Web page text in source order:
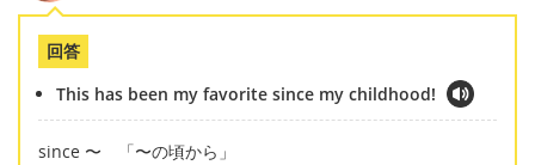
回答
This has been my favorite since my childhood!
since 〜 「〜の頃から」